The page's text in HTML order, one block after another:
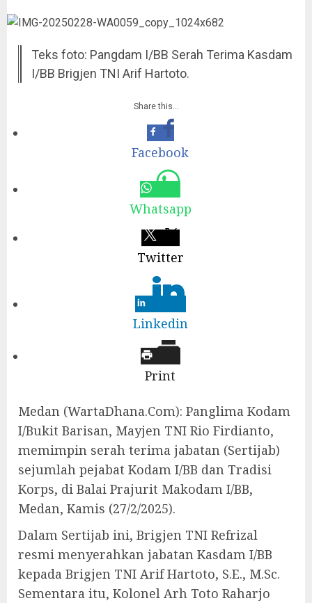
Teks foto: Pangdam I/BB Serah Terima Kasdam
I/BB Brigjen TNI Arif Hartoto.
Share this…
Facebook
Whatsapp
Twitter
Linkedin
Print
Medan (WartaDhana.Com): Panglima Kodam
I/Bukit Barisan, Mayjen TNI Rio Firdianto,
memimpin serah terima jabatan (Sertijab)
sejumlah pejabat Kodam I/BB dan Tradisi
Korps, di Balai Prajurit Makodam I/BB,
Medan, Kamis (27/2/2025).
Dalam Sertijab ini, Brigjen TNI Refrizal
resmi menyerahkan jabatan Kasdam I/BB
kepada Brigjen TNI Arif Hartoto, S.E., M.Sc.
Sementara itu, Kolonel Arh Toto Raharjo